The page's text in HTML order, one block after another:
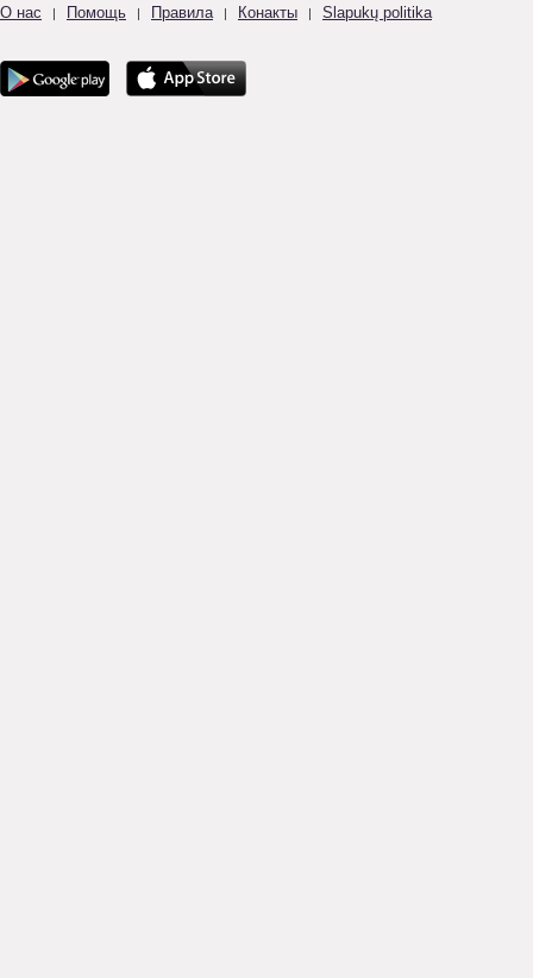
О нас | Помощь | Правила | Конакты | Slapukų politika